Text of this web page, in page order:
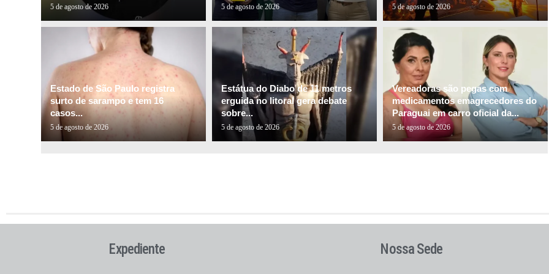
5 de agosto de 2026 5 de agosto de 2026 5 de agosto de 2026
Estado de São Paulo registra
surto de sarampo e tem 16
casos...
5 de agosto de 2026
Estátua do Diabo de 11 metros
erguida no litoral gera debate
sobre...
5 de agosto de 2026
Vereadoras são pegas com
medicamentos emagrecedores do
Paraguai em carro oficial da...
5 de agosto de 2026
Expediente Nossa Sede